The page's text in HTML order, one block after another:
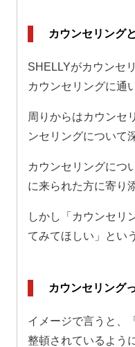
カウンセリング
SHELLYがカウンセ
カウンセリングに通
周りからはカウンセ
ンセリングについて
カウンセリングにつ
に来られた方に寄り
しかし「カウンセリ
てみてほしい」とい
カウンセリング
イメージで言うと、
整頓されているよう